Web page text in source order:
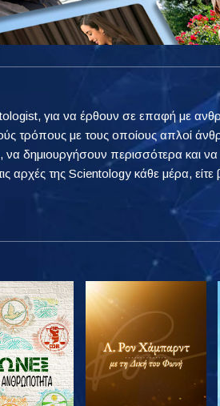
για να έρθουν σε επαφή με
τρόπους με τους οποίους απλοί
δημιουργήσουν περισσότερα και
της Scientology κάθε μέρα, είτε